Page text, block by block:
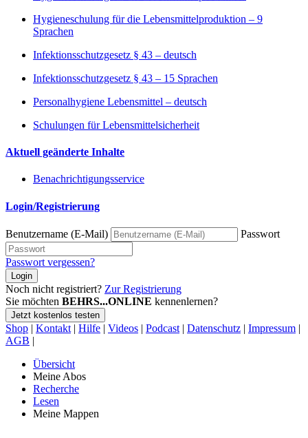
Hygieneschulung für die Lebensmittelproduktion – 9
Sprachen
Infektionsschutzgesetz § 43 – deutsch
Infektionsschutzgesetz § 43 – 15 Sprachen
Personalhygiene Lebensmittel – deutsch
Schulungen für Lebensmittelsicherheit
Aktuell geänderte Inhalte
Benachrichtigungsservice
Login/Registrierung
Benutzername (E-Mail) Passwort
Passwort vergessen?
Login
Noch nicht registriert? Zur Registrierung
Sie möchten BEHRS...ONLINE kennenlernen?
Jetzt kostenlos testen
Shop | Kontakt | Hilfe | Videos | Podcast | Datenschutz | Impressum |
AGB |
Übersicht
Meine Abos
Recherche
Lesen
Meine Mappen